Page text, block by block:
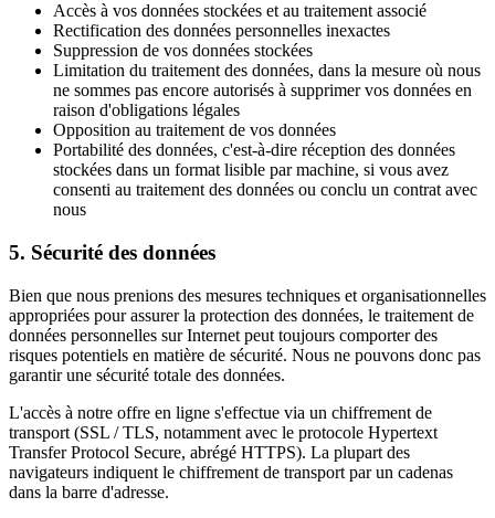
Accès à vos données stockées et au traitement associé
Rectification des données personnelles inexactes
Suppression de vos données stockées
Limitation du traitement des données, dans la mesure où nous
ne sommes pas encore autorisés à supprimer vos données en
raison d'obligations légales
Opposition au traitement de vos données
Portabilité des données, c'est-à-dire réception des données
stockées dans un format lisible par machine, si vous avez
consenti au traitement des données ou conclu un contrat avec
nous
5. Sécurité des données
Bien que nous prenions des mesures techniques et organisationnelles
appropriées pour assurer la protection des données, le traitement de
données personnelles sur Internet peut toujours comporter des
risques potentiels en matière de sécurité. Nous ne pouvons donc pas
garantir une sécurité totale des données.
L'accès à notre offre en ligne s'effectue via un chiffrement de
transport (SSL / TLS, notamment avec le protocole Hypertext
Transfer Protocol Secure, abrégé HTTPS). La plupart des
navigateurs indiquent le chiffrement de transport par un cadenas
dans la barre d'adresse.